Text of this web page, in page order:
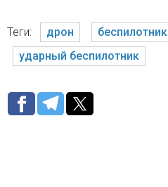
Теги: дрон беспилотник
ударный беспилотник